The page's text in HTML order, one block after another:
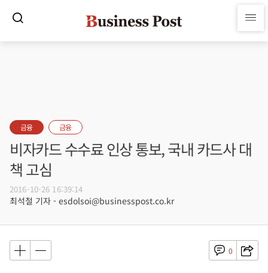
금융 금융
비자카드 수수료 인상 통보, 국내 카드사 대
책 고심
2016-10-26 16:39:14
최석철 기자 - esdolsoi@businesspost.co.kr
0